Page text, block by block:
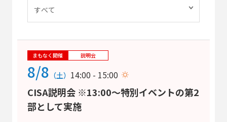
まもなく開催 説明会
8/8 （土） 14:00 - 15:00
CISA説明会 ※13:00～特別イベントの第2
部として実施